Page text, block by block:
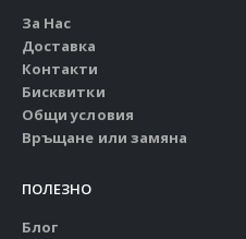
За Нас
Доставка
Контакти
Бисквитки
Общи условия
Връщане или замяна
ПОЛЕЗНО
Блог